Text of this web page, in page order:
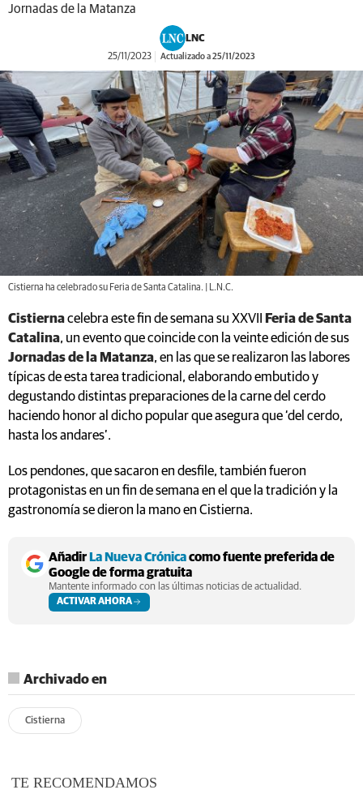
Jornadas de la Matanza
LNC
25/11/2023 Actualizado a 25/11/2023
Cistierna ha celebrado su Feria de Santa Catalina. | L.N.C.
Cistiernacelebra este fin de semana su XXVII
Feria de Santa
Catalina, un evento que coincide con la veinte edición de sus
Jornadas de la Matanza, en las que se realizaron las labores
típicas de esta tarea tradicional, elaborando embutido y
degustando distintas preparaciones de la carne del cerdo
haciendo honor al dicho popular que asegura que ‘del cerdo,
hasta los andares’.
Los pendones, que sacaron en desfile, también fueron
protagonistas en un fin de semana en el que la tradición y la
gastronomía se dieron la mano en Cistierna.
AñadirLa Nueva Crónicacomo fuente preferida de
Google de forma gratuita
Mantente informado con las últimas noticias de actualidad.
ACTIVAR AHORA
Archivado en
Cistierna
TE RECOMENDAMOS